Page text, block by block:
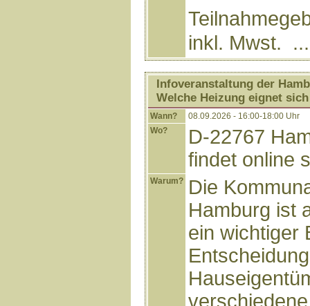
inkl. Mwst.
Infoveranstaltung der
Welche Heizung eignet
Wann?
08.09.2026 - 16:00-18:00 Uhr
Wo?
D-22767
findet online
Warum?
Die
Hamburg ist
ein wichtiger